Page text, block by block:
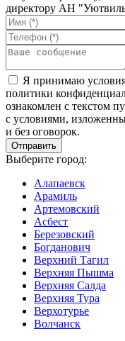
директору АН
Я принимаю условия
политики
ознакомлен с текстом
с условиями,
и без оговорок.
Выберите город:
Алапаевск
Арамиль
Артемовский
Асбест
Березовский
Богданович
Верхний Тагил
Верхняя Пышма
Верхняя Салда
Верхняя Тура
Верхотурье
Волчанск